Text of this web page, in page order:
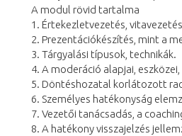
A modul rövid tartalma
1. Értekezletvezetés,
2. Prezentációkészítés, mint a
3. Tárgyalási típusok, technikák.
4. A moderáció alapjai,
5. Döntéshozatal korlátozott
6. Személyes hatékonyság
7. Vezetői tanácsadás, a
8. A hatékony visszajelzés